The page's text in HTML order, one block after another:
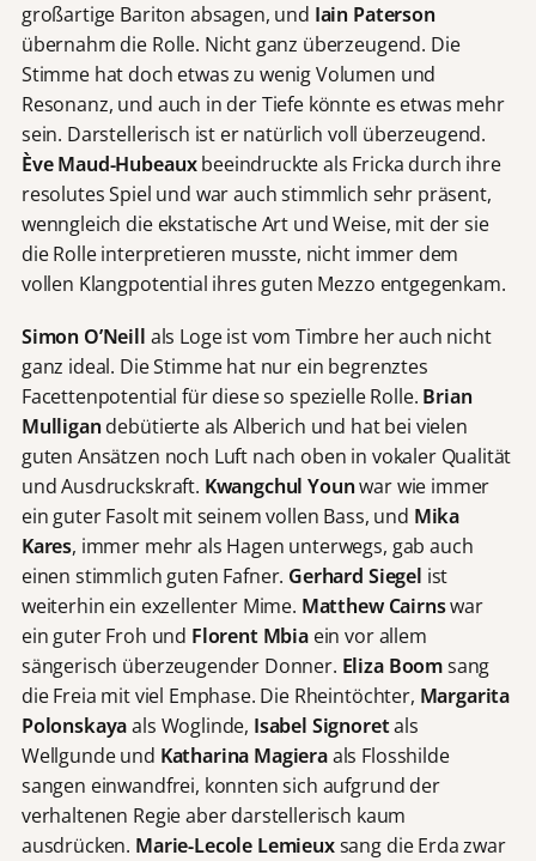
großartige Bariton absagen, und Iain Paterson
übernahm die Rolle. Nicht ganz überzeugend. Die
Stimme hat doch etwas zu wenig Volumen und
Resonanz, und auch in der Tiefe könnte es etwas mehr
sein. Darstellerisch ist er natürlich voll überzeugend.
Ève Maud-Hubeauxbeeindruckte als Fricka durch ihre
resolutes Spiel und war auch stimmlich sehr präsent,
wenngleich die ekstatische Art und Weise, mit der sie
die Rolle interpretieren musste, nicht immer dem
vollen Klangpotential ihres guten Mezzo entgegenkam.
Simon O’Neill als Loge ist vom Timbre her auch nicht
ganz ideal. Die Stimme hat nur ein begrenztes
Facettenpotential für diese so spezielle Rolle. Brian
Mulligandebütierte als Alberich und hat bei vielen
guten Ansätzen noch Luft nach oben in vokaler Qualität
und Ausdruckskraft. Kwangchul Younwar wie immer
ein guter Fasolt mit seinem vollen Bass, und Mika
Kares, immer mehr als Hagen unterwegs, gab auch
einen stimmlich guten Fafner. Gerhard Siegel ist
weiterhin ein exzellenter Mime. Matthew Cairnswar
ein guter Froh und Florent Mbiaein vor allem
sängerisch überzeugender Donner. Eliza Boomsang
die Freia mit viel Emphase. Die Rheintöchter, Margarita
Polonskayaals Woglinde, Isabel Signoretals
Wellgunde und Katharina Magieraals Flosshilde
sangen einwandfrei, konnten sich aufgrund der
verhaltenen Regie aber darstellerisch kaum
ausdrücken. Marie-Lecole Lemieuxsang die Erda zwar